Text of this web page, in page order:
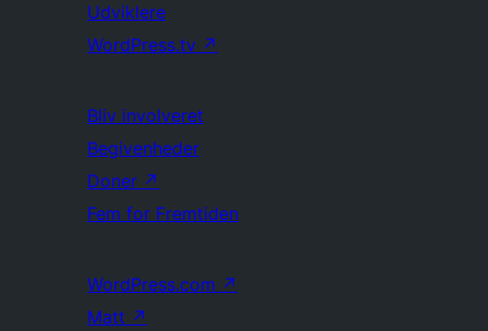
Udviklere
WordPress.tv ↗
Bliv involveret
Begivenheder
Doner ↗
Fem for Fremtiden
WordPress.com ↗
Matt ↗